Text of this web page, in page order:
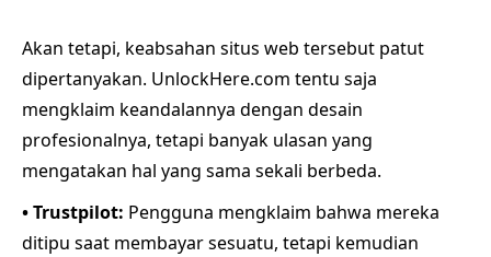
Akan tetapi, keabsahan situs web tersebut patut
dipertanyakan. UnlockHere.com tentu saja
mengklaim keandalannya dengan desain
profesionalnya, tetapi banyak ulasan yang
mengatakan hal yang sama sekali berbeda.
• Trustpilot: Pengguna mengklaim bahwa mereka
ditipu saat membayar sesuatu, tetapi kemudian